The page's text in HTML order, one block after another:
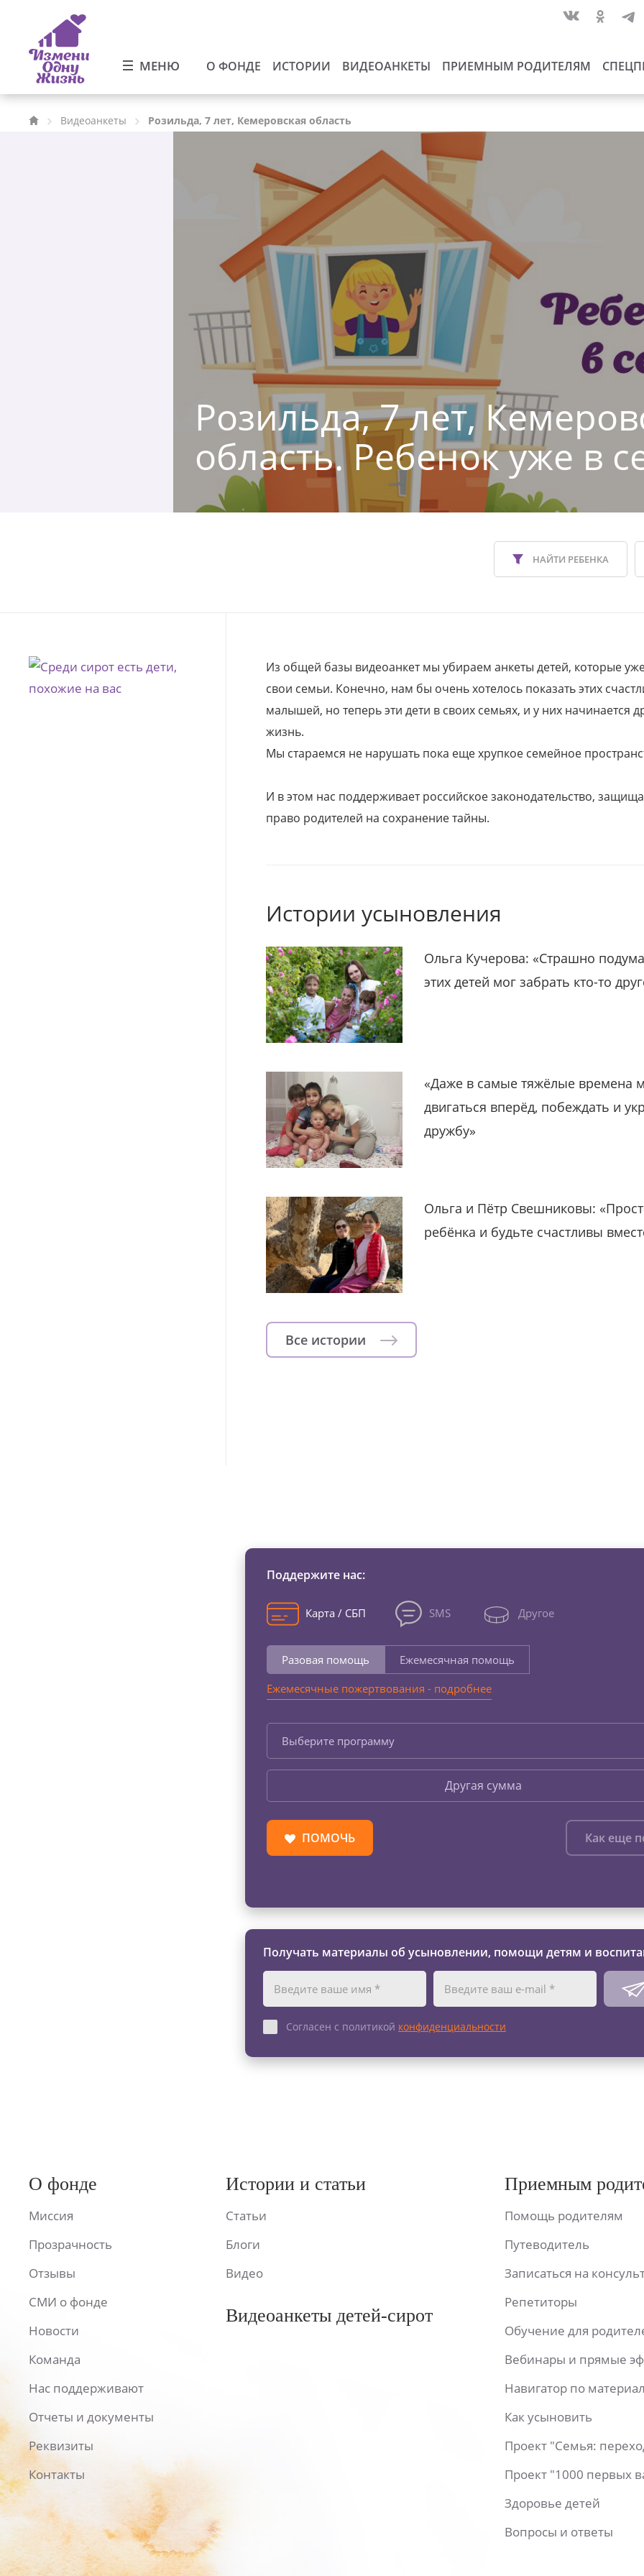
МЕНЮ О ФОНДЕ ИСТОРИИ ВИДЕОАНКЕТЫ ПРИЕМНЫМ РОДИТЕЛЯМ
Видеоанкеты Розильда, 7 лет, Кемеровская область
Розильда, 7 лет,
область. Ребенок уже в
НАЙТИ РЕБЕНКА
Из общей базы видеоанкет мы убираем анкеты детей, которые
свои семьи. Конечно, нам бы очень хотелось показать этих
малышей, но теперь эти дети в своих семьях, и у них начинается
жизнь.
Мы стараемся не нарушать пока еще хрупкое семейное
И в этом нас поддерживает российское законодательство,
право родителей на сохранение тайны.
Истории усыновления
Ольга Кучерова: «Страшно
этих детей мог забрать кто-то
«Даже в самые тяжёлые времена
двигаться вперёд, побеждать и
дружбу»
Ольга и Пётр Свешниковы:
ребёнка и будьте счастливы
Все истории
Поддержите нас:
Карта / СБП SMS Другое
Разовая помощь
Ежемесячная помощь
Ежемесячные пожертвования - подробнее
Выберите программу
Другая сумма
ПОМОЧЬ Как еще
Получать материалы об усыновлении, помощи детям и
Согласен с политикой конфиденциальности
О фонде
Миссия
Прозрачность
Отзывы
СМИ о фонде
Новости
Команда
Нас поддерживают
Отчеты и документы
Реквизиты
Контакты
Истории и статьи
Статьи
Блоги
Видео
Видеоанкеты детей-сирот
Приемным
Помощь родителям
Путеводитель
Записаться на
Репетиторы
Обучение для
Вебинары и прямые
Навигатор по
Как усыновить
Проект "Семья:
Проект "1000 первых
Здоровье детей
Вопросы и ответы